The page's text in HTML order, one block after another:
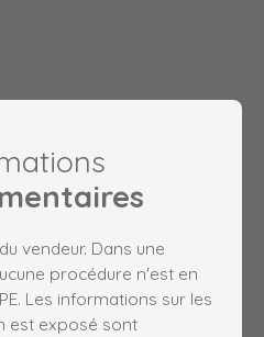
vendeur. Dans une
procédure n'est en
Les informations sur les
est exposé sont